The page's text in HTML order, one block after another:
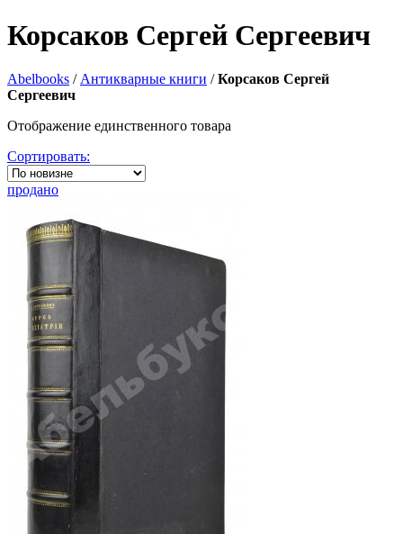
Корсаков Сергей Сергеевич
Abelbooks / Антикварные книги /Корсаков Сергей
Сергеевич
Отображение единственного товара
Сортировать:
продано